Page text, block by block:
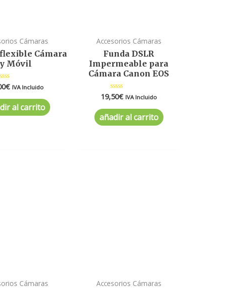
Cámaras
Cámara
y Móvil
€ IVA Incluido
al carrito
Accesorios Cámaras
Funda DSLR
Impermeable para
Cámara Canon EOS
Valorado
en
0
de
5
19,50€ IVA Incluido
añadir al carrito
Cámaras Accesorios Cámaras